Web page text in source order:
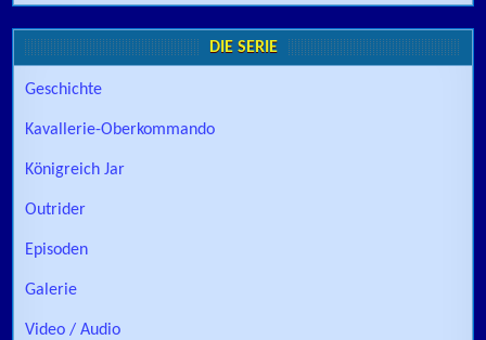
DIE SERIE
Geschichte
Kavallerie-Oberkommando
Königreich Jar
Outrider
Episoden
Galerie
Video / Audio